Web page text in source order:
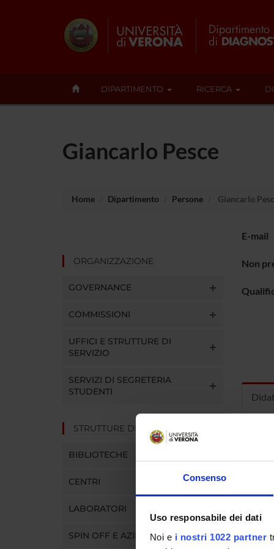
Consenso
Uso responsabile dei dati
Noi e i nostri 1022 partner
DIPARTIMENTO RICERCA
Giancarlo Pesce
Home Dipartimento Persone Giancarlo
ORGANIZZAZIONE
GOVERNANCE
COMMISSIONI
UFFICI E STRUTTURE DI
SERVIZIO
SERVIZI DI SEGRETERIA
STUDENTI
STRUTTURE DEL DIPARTIMENTO
BIBLIOTECHE
CENTRI
LABORATORI
SPIN OFF E AZIENDE
E-mail
Non